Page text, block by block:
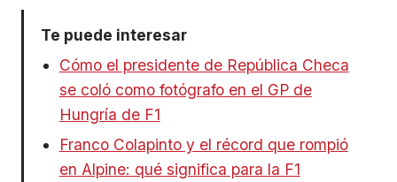
Te puede interesar
Cómo el presidente de República Checa
se coló como fotógrafo en el GP de
Hungría de F1
Franco Colapinto y el récord que rompió
en Alpine: qué significa para la F1